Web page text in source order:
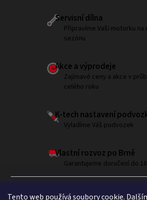
Tento web používá soubory cookie.
Servisní dílna
Připravíme Vaši motorku na
sezónu
Akce a výprodeje
Zajímavé ceny a akce v
celého roku
K-tech nastavení
Vyladíme Váš podvozek
Vlastní rozvoz po Brně
Garantujeme doručení do